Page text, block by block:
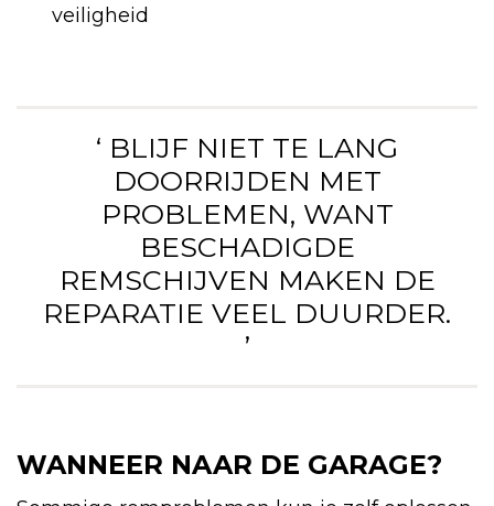
veiligheid
‘ BLIJF NIET TE LANG
DOORRIJDEN MET
PROBLEMEN, WANT
BESCHADIGDE
REMSCHIJVEN MAKEN DE
REPARATIE VEEL DUURDER.
’
WANNEER NAAR DE GARAGE?